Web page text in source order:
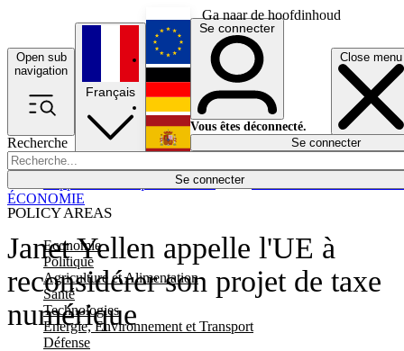
Ga naar de hoofdinhoud
Open sub
navigation
Close menu
Recherche
Se connecter
POLICY AREAS
Economie
Politique
Agriculture et Alimentation
Santé
Technologies
Energie, Environnement et Transport
Défense
Économie
Français
English
Deutsch
Español
Se connecter
Vous êtes déconnecté.
Se connecter
Janet Yellen appelle l'UE à
reconsidérer son projet de taxe
numérique
ÉCONOMIE